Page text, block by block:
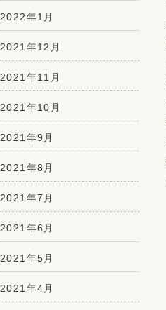
2022年1月
2021年12月
2021年11月
2021年10月
2021年9月
2021年8月
2021年7月
2021年6月
2021年5月
2021年4月